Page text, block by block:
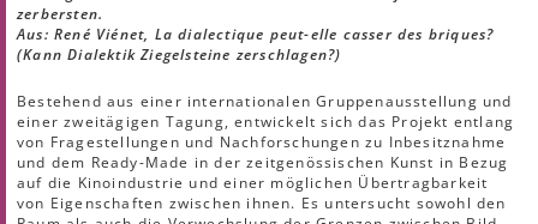
zerbersten.
Aus: René Viénet, La dialectique peut-elle casser des briques?
(Kann Dialektik Ziegelsteine zerschlagen?)
Bestehend aus einer internationalen Gruppenausstellung und
einer zweitägigen Tagung, entwickelt sich das Projekt entlang
von Fragestellungen und Nachforschungen zu Inbesitznahme
und dem Ready-Made in der zeitgenössischen Kunst in Bezug
auf die Kinoindustrie und einer möglichen Übertragbarkeit
von Eigenschaften zwischen ihnen. Es untersucht sowohl den